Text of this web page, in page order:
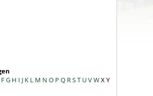
FG H I J K L M N O P Q RST UVWXY